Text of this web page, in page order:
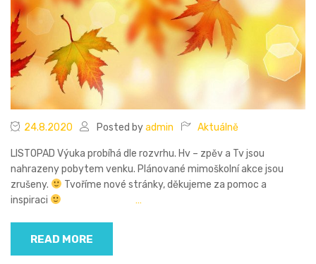
24.8.2020 Posted byadmin Aktuálně
LISTOPAD Výuka probíhá dle rozvrhu. Hv – zpěv a Tv jsou
nahrazeny pobytem venku. Plánované mimoškolní akce jsou
zrušeny.
Tvoříme nové stránky, děkujeme za pomoc a
inspiraci
…
READ MORE